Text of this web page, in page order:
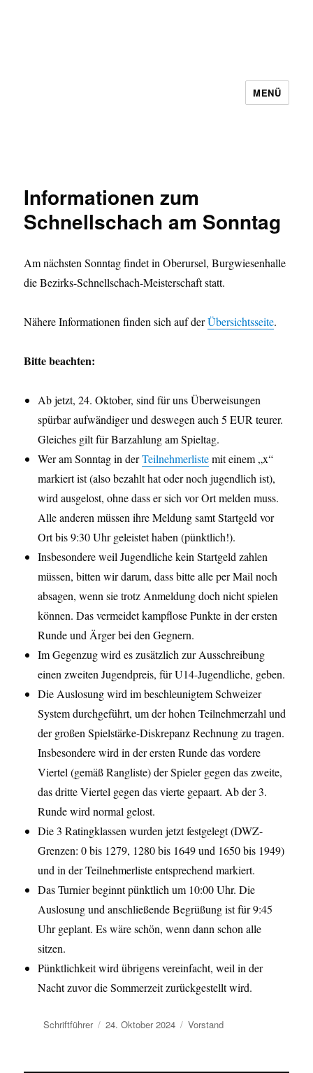
MENÜ
Informationen zum
Schnellschach am Sonntag
Am nächsten Sonntag findet in Oberursel, Burgwiesenhalle
die Bezirks-Schnellschach-Meisterschaft statt.
Nähere Informationen finden sich auf derÜbersichtsseite.
Bitte beachten:
Ab jetzt, 24. Oktober, sind für uns Überweisungen
spürbar aufwändiger und deswegen auch 5 EUR teurer.
Gleiches gilt für Barzahlung am Spieltag.
Wer am Sonntag in derTeilnehmerlistemit einem „x“
markiert ist (also bezahlt hat oder noch jugendlich ist),
wird ausgelost, ohne dass er sich vor Ort melden muss.
Alle anderen müssen ihre Meldung samt Startgeld vor
Ort bis 9:30 Uhr geleistet haben (pünktlich!).
Insbesondere weil Jugendliche kein Startgeld zahlen
müssen, bitten wir darum, dass bitte alle per Mail noch
absagen, wenn sie trotz Anmeldung doch nicht spielen
können. Das vermeidet kampflose Punkte in der ersten
Runde und Ärger bei den Gegnern.
Im Gegenzug wird es zusätzlich zur Ausschreibung
einen zweiten Jugendpreis, für U14-Jugendliche, geben.
Die Auslosung wird im beschleunigtem Schweizer
System durchgeführt, um der hohen Teilnehmerzahl und
der großen Spielstärke-Diskrepanz Rechnung zu tragen.
Insbesondere wird in der ersten Runde das vordere
Viertel (gemäß Rangliste) der Spieler gegen das zweite,
das dritte Viertel gegen das vierte gepaart. Ab der 3.
Runde wird normal gelost.
Die 3 Ratingklassen wurden jetzt festgelegt (DWZ-
Grenzen: 0 bis 1279, 1280 bis 1649 und 1650 bis 1949)
und in der Teilnehmerliste entsprechend markiert.
Das Turnier beginnt pünktlich um 10:00 Uhr. Die
Auslosung und anschließende Begrüßung ist für 9:45
Uhr geplant. Es wäre schön, wenn dann schon alle
sitzen.
Pünktlichkeit wird übrigens vereinfacht, weil in der
Nacht zuvor die Sommerzeit zurückgestellt wird.
Autor
Schriftführer
Veröffentlicht
24. Oktober 2024 Kategorien
Vorstand